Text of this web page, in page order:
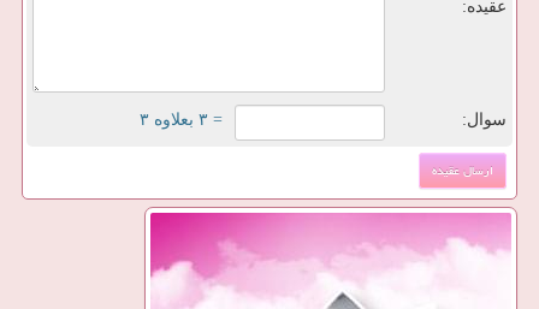
عقیده:
سوال: = ۳ بعلاوه ۳